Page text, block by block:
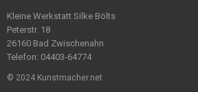
Kleine Werkstatt Silke Bölts
Peterstr. 18
26160 Bad Zwischenahn
Telefon: 04403-64774
© 2024 Kunstmacher.net